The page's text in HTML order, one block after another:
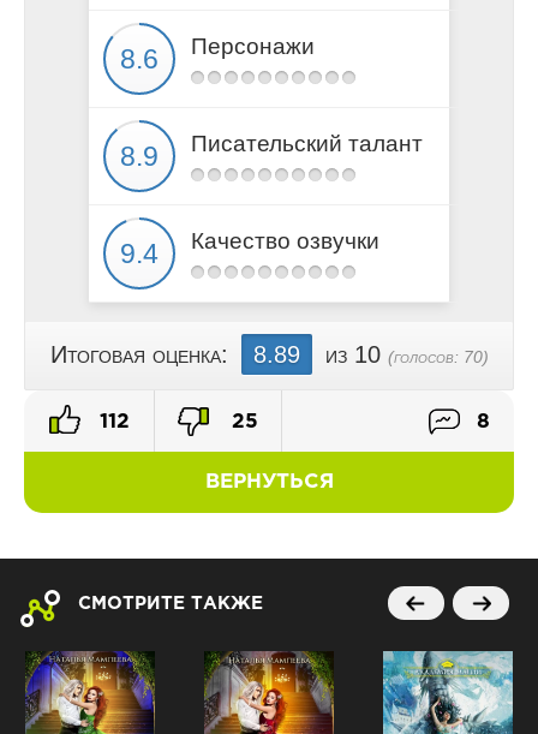
Персонажи
Писательский талант
Качество озвучки
Итоговая оценка: 8.89 из 10 (голосов: 70)
ВЕРНУТЬСЯ
112 25 8
СМОТРИТЕ ТАКЖЕ